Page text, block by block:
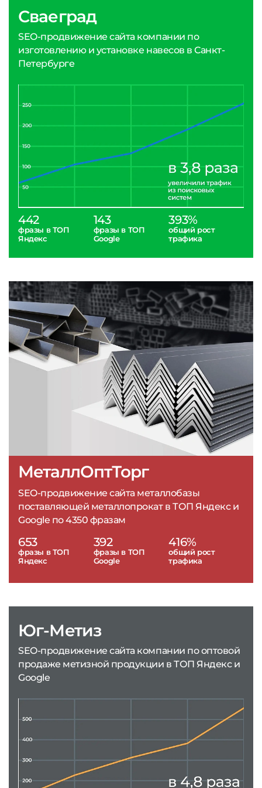
МеталлОптТорг
SEO-продвижение сайта металлобазы
поставляющей металлопрокат в ТОП Яндекс и
Google по 4350 фразам
653
фразы в ТОП
Яндекс
392
фразы в ТОП
Google
416%
общий рост
трафика
Сваеград
SEO-продвижение сайта компании по
изготовлению и установке навесов в Санкт-
Петербурге
442
фразы в ТОП
Яндекс
143
фразы в ТОП
Google
393%
общий рост
трафика
Юг-Метиз
SEO-продвижение сайта компании по оптовой
продаже метизной продукции в ТОП Яндекс и
Google